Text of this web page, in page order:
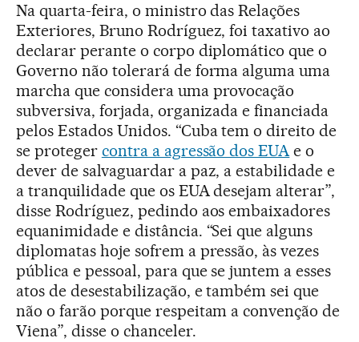
Na quarta-feira, o ministro das Relações
Exteriores, Bruno Rodríguez, foi taxativo ao
declarar perante o corpo diplomático que o
Governo não tolerará de forma alguma uma
marcha que considera uma provocação
subversiva, forjada, organizada e financiada
pelos Estados Unidos. “Cuba tem o direito de
se proteger contra a agressão dos EUAe o
dever de salvaguardar a paz, a estabilidade e
a tranquilidade que os EUA desejam alterar”,
disse Rodríguez, pedindo aos embaixadores
equanimidade e distância. “Sei que alguns
diplomatas hoje sofrem a pressão, às vezes
pública e pessoal, para que se juntem a esses
atos de desestabilização, e também sei que
não o farão porque respeitam a convenção de
Viena”, disse o chanceler.